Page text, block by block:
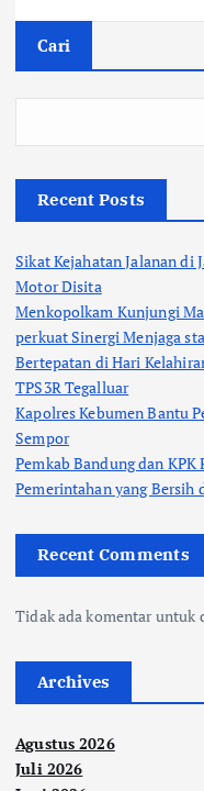
Cari
Recent Posts
Sikat Kejahatan Jalanan di
Motor Disita
Menkopolkam Kunjungi
perkuat Sinergi Menjaga
Bertepatan di Hari
TPS3R Tegalluar
Kapolres Kebumen Bantu
Sempor
Pemkab Bandung dan
Pemerintahan yang Bersih
Recent Comments
Tidak ada komentar untuk
Archives
Agustus 2026
Juli 2026